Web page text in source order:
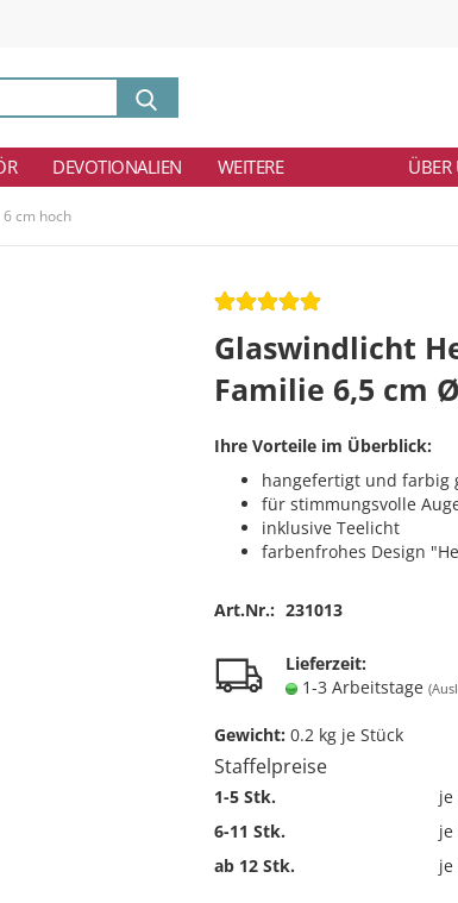
E-Mail
Konto
Passwort
eingeben
DEVOTIONALIEN ÜBER
WEITERE
cm hoch
Glaswindlicht
Familie 6,5 cm
Ihre Vorteile im Überblick:
hangefertigt und farbig
für stimmungsvolle
inklusive Teelicht
farbenfrohes Design
Art.Nr.: 231013
Lieferzeit:
1-3 Arbeitstage
Gewicht: 0.2 kg je Stück
Staffelpreise
1-5 Stk.
je
6-11 Stk.
je
ab 12 Stk.
je